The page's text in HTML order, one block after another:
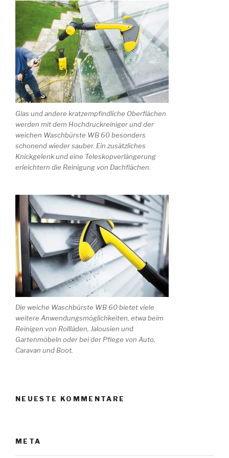
Glas und andere kratzempfindliche Oberflächen
werden mit dem Hochdruckreiniger und der
weichen Waschbürste WB 60 besonders
schonend wieder sauber. Ein zusätzliches
Knickgelenk und eine Teleskopverlängerung
erleichtern die Reinigung von Dachflächen.
Die weiche Waschbürste WB 60 bietet viele
weitere Anwendungsmöglichkeiten, etwa beim
Reinigen von Rollläden, Jalousien und
Gartenmöbeln oder bei der Pflege von Auto,
Caravan und Boot.
NEUESTE KOMMENTARE
META